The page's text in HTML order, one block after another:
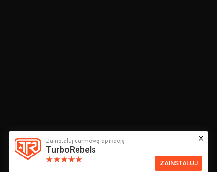
Zainstaluj darmową aplikację
TurboRebels
ZAINSTALUJ